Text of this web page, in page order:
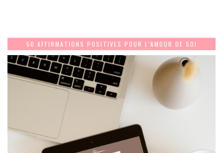
50 AFFIRMATIONS POSITIVES POUR L’AMOUR DE SOI